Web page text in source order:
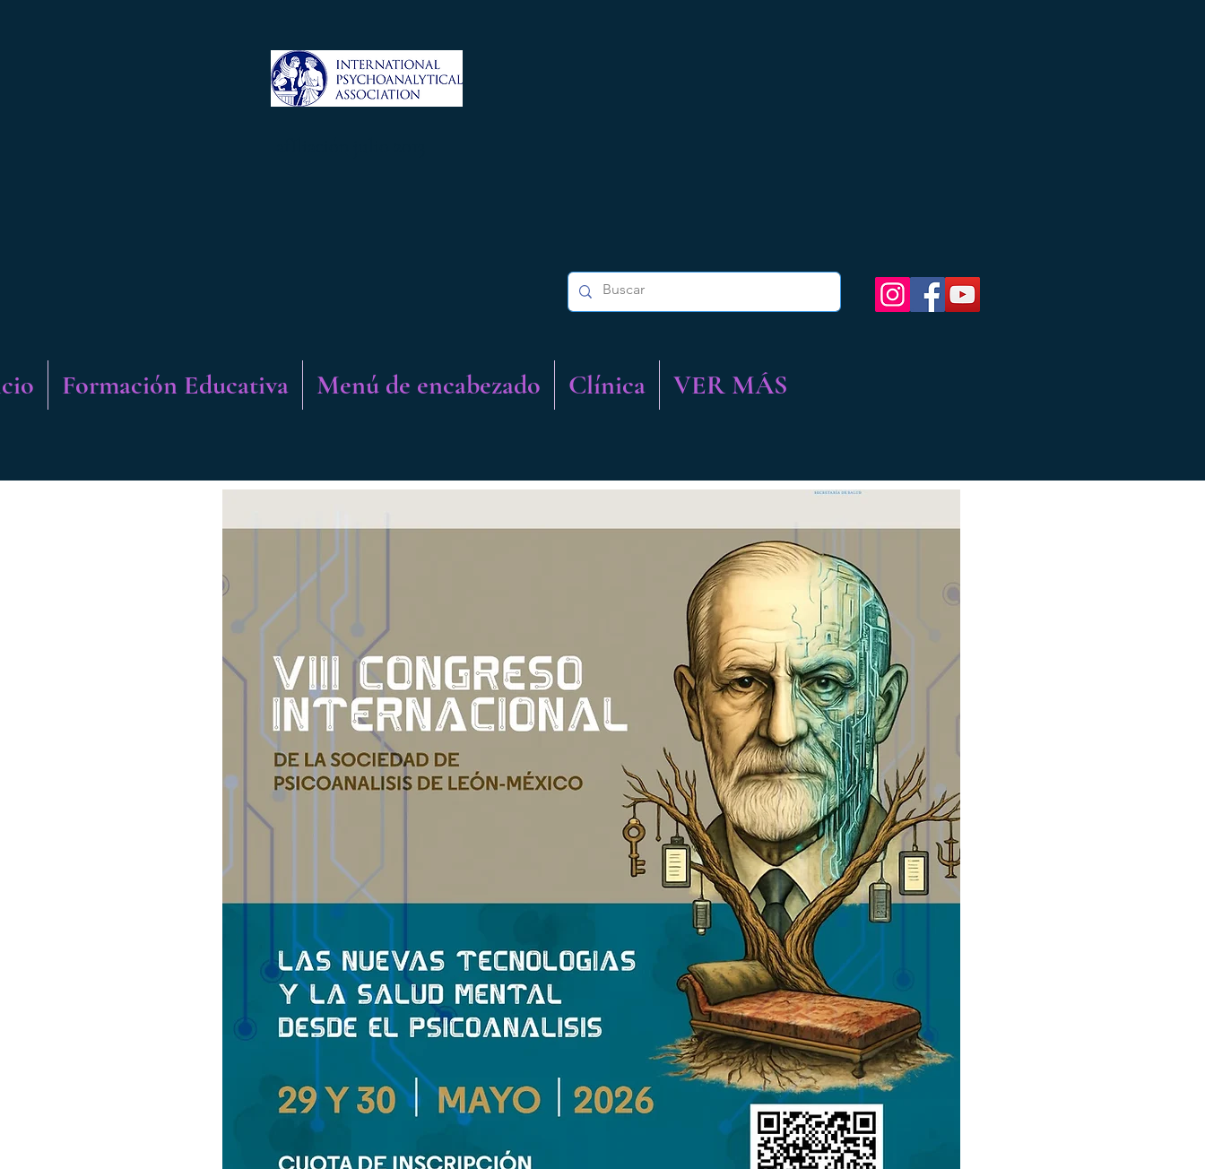
Formación Educativa Menú de encabezado Clínica VER MÁS